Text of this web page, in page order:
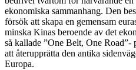
ekonomiska sammanhang. Den
försök att skapa en gemensam
minska Kinas beroende av det
så kallade ”One Belt, One
att återupprätta den antika
Europa.